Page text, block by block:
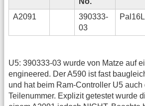
A2091
390333-
03
U5: 390333-03 wurde von Matze auf
engineered. Der A590 ist fast
und hat beim Ram-Controller U5 auch
Teilenummer. Explizit getestet wurde